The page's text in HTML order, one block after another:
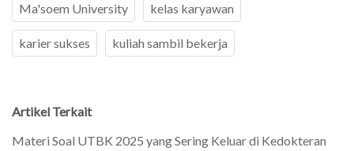
Ma'soem University
kelas karyawan
karier sukses kuliah sambil bekerja
Artikel Terkait
Materi Soal UTBK 2025 yang Sering Keluar di Kedokteran